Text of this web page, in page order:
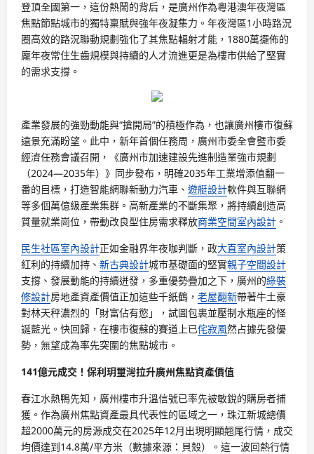
登頂全國第一，這份熱鬧的背后，是廣州作為粵港澳年夜灣區
焦點節點城市的獨特稟賦與強年夜凝集力。年夜灣區1小時路況
圈高效的路況聯動規劃強化了其焦點輻射才能，1880萬擺佈的
龐年夜常住生齒規模與持續的人才流進更是為樓市供給了堅實
的需求支撐。
產業發展的強勁動能與“搶開局”的積極作為，也讓廣州樓市復蘇
遠景充滿盼望。此中，新年首個任務周，廣州市委全會暨市委
經濟任務會議召開，《廣州市加速建設先進制造業強市規劃
（2024—2035年）》同步發布，明確2035年工業增添值翻一
番的目標，打造智能網聯新動力汽車、 遊艇設計軟件與互聯網
等多個萬億級產業集群。高新產業的不斷集聚，將持續創造高
質量就業崗位，帶動改良型住房需求釋放商業空間室內設計 。
民生社區室內設計正如金融界年夜咖判斷，政大直室內設計策
紅利的持續加持、 新古典設計城市基礎面的堅實親子空間設計
支撐、發展動能的持續迸發，多重優勢疊加之下，廣州的綠裝
修設計房地產資產價值正加這些千紙鶴， 老屋翻新帶著牛土豪
對林天秤濃烈的「財富佔有慾」，試圖包裹並壓制水瓶座的怪
誕藍光。快回歸，在樓市復蘇的賽道上已侘寂風然占據先發優
勢，無望成為率先突圍的焦點城市。
141億元成交！保利玥璽灣拉升廣州焦點資產價值
春江水熱鴨先知，廣州樓市升溫信號已率先被敏銳的購房者捕
獲。作為廣州焦點資產最具代表性的區域之一，珠江新城總價
超2000萬元的房源成交在2025年12月出現明顯翹尾行情，成交
均價達到14.8萬/平方米（數據來源：貝殼）。這一波回熱行情